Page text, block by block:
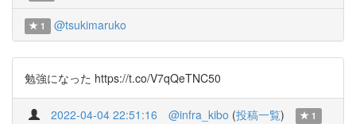
1 @tsukimaruko
勉強になった https://t.co/V7qQeTNC50
2022-04-04 22:51:16 @infra_kibo (投稿一覧) 1